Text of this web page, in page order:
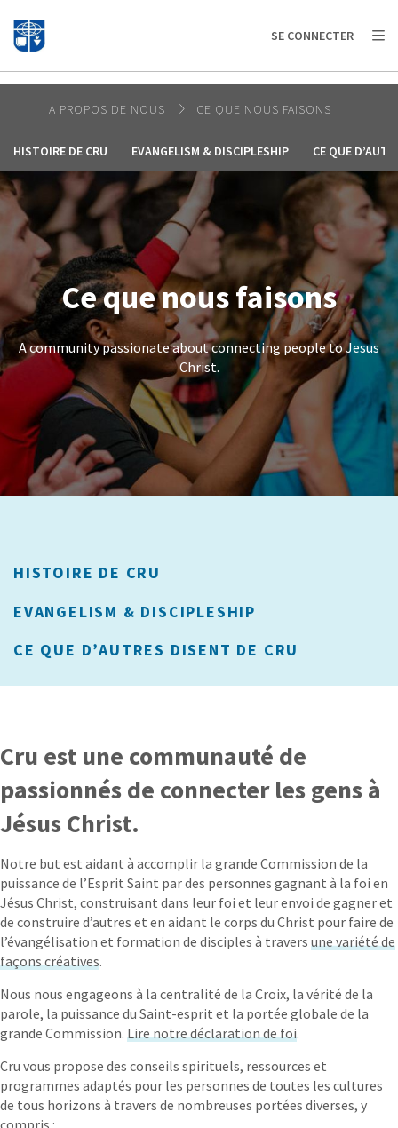
AFRICA
AMERICA / CARIBBEAN
OCEANIA
SE CONNECTER
A PROPOS DE NOUS CE QUE NOUS FAISONS
HISTOIRE DE CRU EVANGELISM & DISCIPLESHIP CE QUE
Ce que nous faisons
A community passionate about connecting people to Jesus
Christ.
HISTOIRE DE CRU
EVANGELISM & DISCIPLESHIP
CE QUE D’AUTRES DISENT DE CRU
Cru est une communauté de
passionnés de connecter les gens à
Jésus Christ.
Notre but est aidant à accomplir la grande Commission de la
puissance de l’Esprit Saint par des personnes gagnant à la foi en
Jésus Christ, construisant dans leur foi et leur envoi de gagner et
de construire d’autres et en aidant le corps du Christ pour faire de
l’évangélisation et formation de disciples à travers une variété de
façons créatives.
Nous nous engageons à la centralité de la Croix, la vérité de la
parole, la puissance du Saint-esprit et la portée globale de la
grande Commission. Lire notre déclaration de foi.
Cru vous propose des conseils spirituels, ressources et
programmes adaptés pour les personnes de toutes les cultures
de tous horizons à travers de nombreuses portées diverses, y